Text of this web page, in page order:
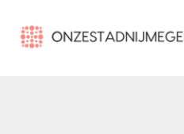
onzestadnijmegen.nl